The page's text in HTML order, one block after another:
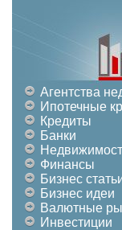
Агентства
Ипотечные
Кредиты
Банки
Финансы
Бизнес
Бизнес идеи
Валютные
Инвестиции